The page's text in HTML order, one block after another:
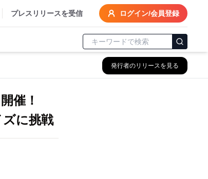
プレスリリースを受信 ログイン/会員登録
発行者のリリースを見る
催！
に挑戦